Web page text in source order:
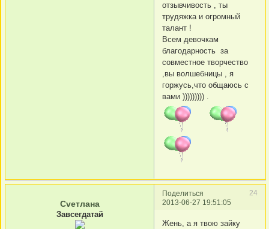
отзывчивость , ты
трудяжка и огромный
талант !
Всем девочкам
благодарность за
совместное творчество
,вы волшебницы , я
горжусь,что общаюсь с
вами ))))))))) .
Поделиться
24
2013-06-27 19:51:05
Сvетлана
Завсегдатай
Жень, а я твою зайку